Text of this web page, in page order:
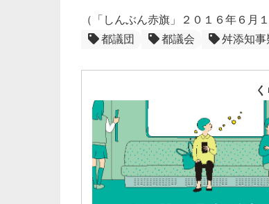
（「しんぶん赤旗」２０１６年６月
都議団
都議会 舛添知事